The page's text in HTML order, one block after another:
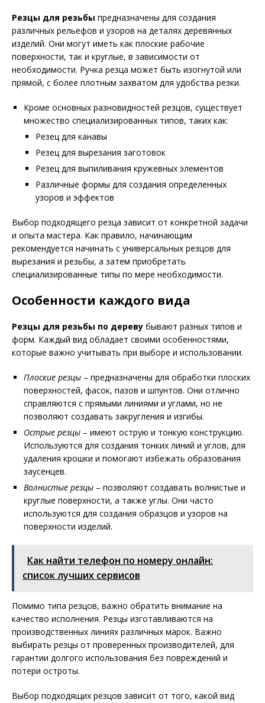
Резцы для резьбы предназначены для создания
различных рельефов и узоров на деталях деревянных
изделий. Они могут иметь как плоские рабочие
поверхности, так и круглые, в зависимости от
необходимости. Ручка резца может быть изогнутой или
прямой, с более плотным захватом для удобства резки.
Кроме основных разновидностей резцов, существует
множество специализированных типов, таких как:
Резец для канавы
Резец для вырезания заготовок
Резец для выпиливания кружевных элементов
Различные формы для создания определенных
узоров и эффектов
Выбор подходящего резца зависит от конкретной задачи
и опыта мастера. Как правило, начинающим
рекомендуется начинать с универсальных резцов для
вырезания и резьбы, а затем приобретать
специализированные типы по мере необходимости.
Особенности каждого вида
Резцы для резьбы по дереву бывают разных типов и
форм. Каждый вид обладает своими особенностями,
которые важно учитывать при выборе и использовании.
Плоские резцы – предназначены для обработки плоских
поверхностей, фасок, пазов и шпунтов. Они отлично
справляются с прямыми линиями и углами, но не
позволяют создавать закругления и изгибы.
Острые резцы – имеют острую и тонкую конструкцию.
Используются для создания тонких линий и углов, для
удаления крошки и помогают избежать образования
заусенцев.
Волнистые резцы – позволяют создавать волнистые и
круглые поверхности, а также углы. Они часто
используются для создания образцов и узоров на
поверхности изделий.
Как найти телефон по номеру онлайн:
список лучших сервисов
Помимо типа резцов, важно обратить внимание на
качество исполнения. Резцы изготавливаются на
производственных линиях различных марок. Важно
выбирать резцы от проверенных производителей, для
гарантии долгого использования без повреждений и
потери остроты.
Выбор подходящих резцов зависит от того, какой вид